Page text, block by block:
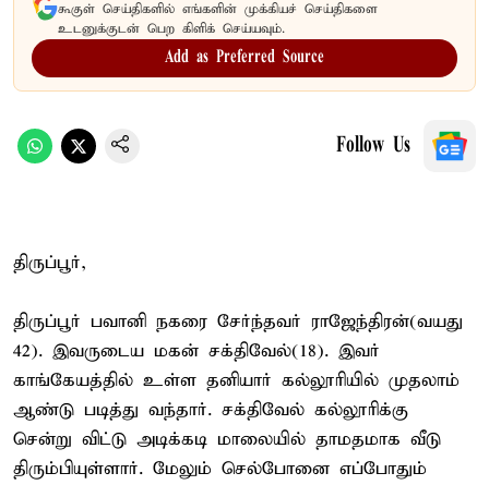
கூகுள் செய்திகளில் எங்களின் முக்கியச் செய்திகளை
உடனுக்குடன் பெற கிளிக் செய்யவும்.
Add as Preferred Source
Follow Us
திருப்பூர்,
திருப்பூர் பவானி நகரை சேர்ந்தவர் ராஜேந்திரன்(வயது
42). இவருடைய மகன் சக்திவேல்(18). இவர்
காங்கேயத்தில் உள்ள தனியார் கல்லூரியில் முதலாம்
ஆண்டு படித்து வந்தார். சக்திவேல் கல்லூரிக்கு
சென்று விட்டு அடிக்கடி மாலையில் தாமதமாக வீடு
திரும்பியுள்ளார். மேலும் செல்போனை எப்போதும்